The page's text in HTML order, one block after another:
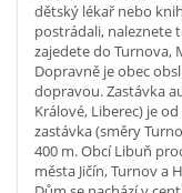
dětský lékař nebo
postrádali, naleznete
zajedete do Turnova,
Dopravně je obec
dopravou. Zastávka
Králové, Liberec) je
zastávka (směry
400 m. Obcí Libuň
města Jičín, Turnov a